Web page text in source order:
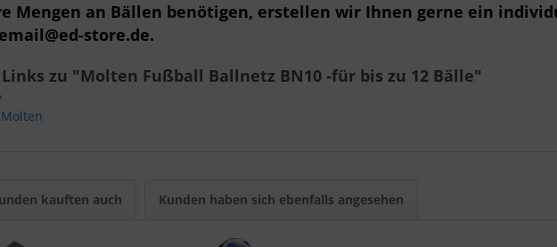
Mengen an Bällen benötigen, erstellen wir Ihnen gerne ein
store.de.
zu "Molten Fußball Ballnetz BN10 -für bis zu 12 Bälle"
kauften auch Kunden haben sich ebenfalls angesehen